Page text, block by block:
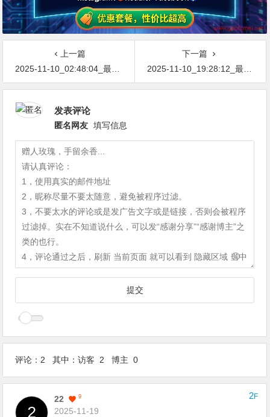
上一篇
2025-11-10_02:48:04_最新网络节点地址免费分享…不定期更新…开放免费分享（网络免费节点香港|日本|韩国|新加坡|台湾|马来西亚|…
下一篇
2025-11-10_19:28:12_最新网络节点地址免费分享…不定期更新…开放免费分享（网络免费节点香港|日本|韩国|新加坡|台湾|马来西亚|…
发表评论
匿名网友 填写信息
评论：2 其中：访客 2 博主 0
22 9
2025-11-19
2F